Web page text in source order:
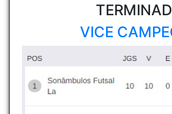
VICE